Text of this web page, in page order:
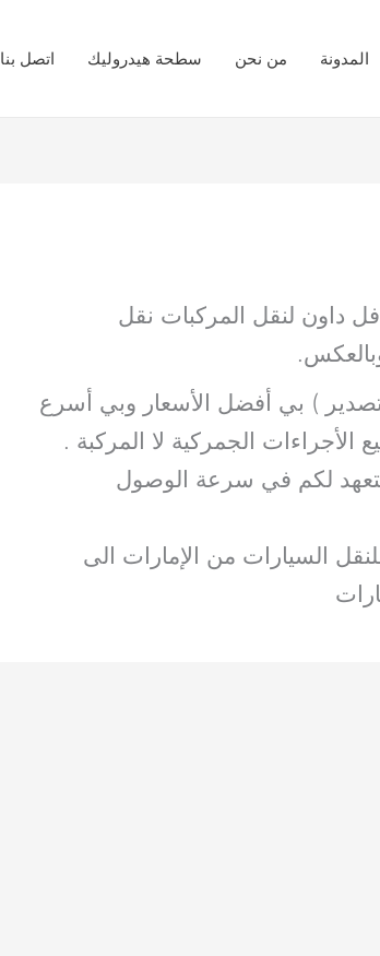
المدونة من نحن سطحة هيدروليك اتصل بنا
داون لنقل المركبات نقل
) بي أفضل الأسعار وبي أسرع
لكم في سرعة الوصول
السيارات من الإمارات الى